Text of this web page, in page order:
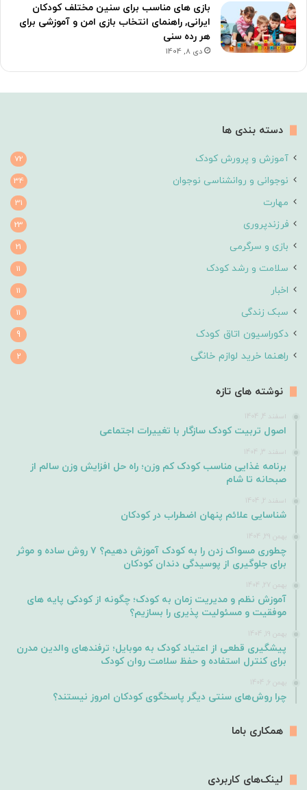
بازی های مناسب برای سنین مختلف کودکان
ایرانی, راهنمای انتخاب بازی امن و آموزشی برای
هر رده سنی
دی 8, 1404
دسته بندی ها
آموزش و پرورش کودک 72
نوجوانی و روانشناسی نوجوان 34
مهارت 31
فرزندپروری 23
بازی و سرگرمی 21
سلامت و رشد کودک 11
اخبار 11
سبک زندگی 11
دکوراسیون اتاق کودک 9
راهنما خرید لوازم خانگی 2
نوشته های تازه
اسفند 4, 1404
اصول تربیت کودک سازگار با تغییرات اجتماعی
اسفند 3, 1404
برنامه غذایی مناسب کودک کم وزن؛ راه حل افزایش وزن سالم از
صبحانه تا شام
اسفند 2, 1404
شناسایی علائم پنهان اضطراب در کودکان
بهمن 29, 1404
چطوری مسواک زدن را به کودک آموزش دهیم؟ ۷ روش ساده و موثر
برای جلوگیری از پوسیدگی دندان کودکان
بهمن 27, 1404
آموزش نظم و مدیریت زمان به کودک؛ چگونه از کودکی پایه های
موفقیت و مسئولیت پذیری را بسازیم؟
بهمن 19, 1404
پیشگیری قطعی از اعتیاد کودک به موبایل؛ ترفندهای والدین مدرن
برای کنترل استفاده و حفظ سلامت روان کودک
بهمن 6, 1404
چرا روش‌های سنتی دیگر پاسخگوی کودکان امروز نیستند؟
همکاری باما
لینک‌های کاربردی